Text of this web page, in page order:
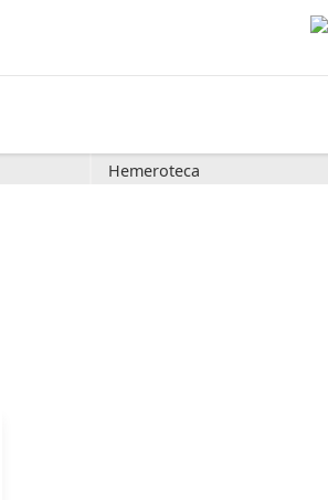
Hemeroteca